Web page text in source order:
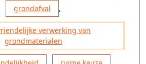
grondafval ,
verwerking van
grondmaterialen